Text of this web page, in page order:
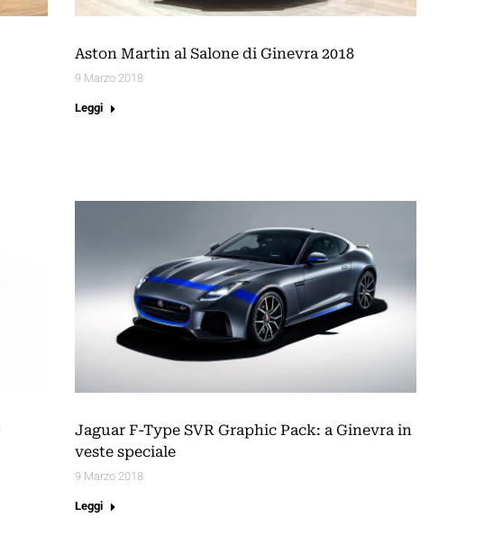
Aston Martin al Salone di Ginevra 2018
9 Marzo 2018
Leggi
Jaguar F-Type SVR Graphic Pack: a Ginevra in
veste speciale
9 Marzo 2018
Leggi